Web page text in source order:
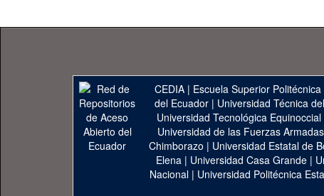
CEDIA | Escuela Superior
del Ecuador| Universidad Técnica
Universidad Tecnológica Equinoccial
Universidad de las Fuerzas
Chimborazo | Universidad Estatal de
Elena | Universidad Casa Grande |
Nacional | Universidad Politécnica